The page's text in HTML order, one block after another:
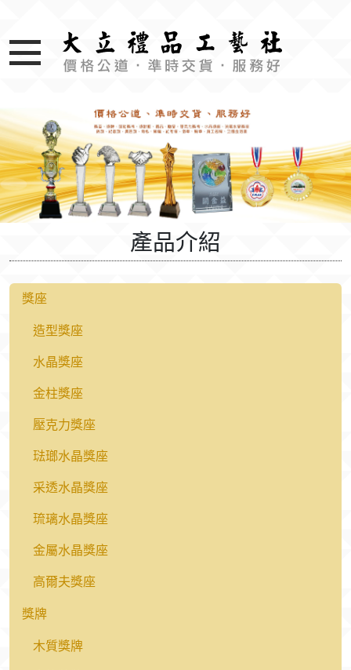
產品介紹
獎座
造型獎座
水晶獎座
金柱獎座
壓克力獎座
琺瑯水晶獎座
采透水晶獎座
琉璃水晶獎座
金屬水晶獎座
高爾夫獎座
獎牌
木質獎牌